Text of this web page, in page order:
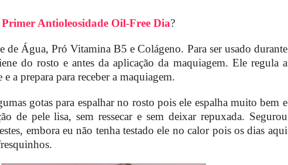
Antioleosidade Oil-Free Dia?
de Água, Pró Vitamina B5 e Colágeno. Para ser usado durante
do rosto e antes da aplicação da maquiagem. Ele regula a
e a prepara para receber a maquiagem.
gotas para espalhar no rosto pois ele espalha muito bem e
de pele lisa, sem ressecar e sem deixar repuxada. Segurou
embora eu não tenha testado ele no calor pois os dias aqui